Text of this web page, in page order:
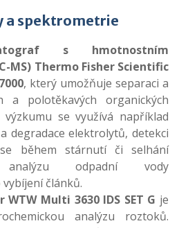
a spektrometrie
s hmotnostním
MS) Thermo Fisher Scientific
, který umožňuje separaci a
a polotěkavých organických
se využívá například
degradace elektrolytů, detekci
během stárnutí či selhání
odpadní vody
článků.
Multi 3630 IDS SET G je
analýzu roztoků.